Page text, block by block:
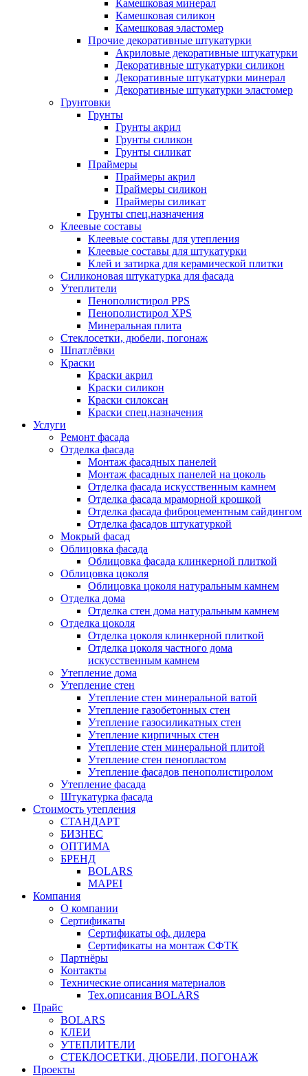
Камешковая минерал
Камешковая силикон
Камешковая эластомер
Прочие декоративные штукатурки
Акриловые декоративные штукатурки
Декоративные штукатурки силикон
Декоративные штукатурки минерал
Декоративные штукатурки эластомер
Грунтовки
Грунты
Грунты акрил
Грунты силикон
Грунты силикат
Праймеры
Праймеры акрил
Праймеры силикон
Праймеры силикат
Грунты спец.назначения
Клеевые составы
Клеевые составы для утепления
Клеевые составы для штукатурки
Клей и затирка для керамической плитки
Силиконовая штукатурка для фасада
Утеплители
Пенополистирол PPS
Пенополистирол XPS
Минеральная плита
Стеклосетки, дюбели, погонаж
Шпатлёвки
Краски
Краски акрил
Краски силикон
Краски силоксан
Краски спец.назначения
Услуги
Ремонт фасада
Отделка фасада
Монтаж фасадных панелей
Монтаж фасадных панелей на цоколь
Отделка фасада искусственным камнем
Отделка фасада мраморной крошкой
Отделка фасада фиброцементным сайдингом
Отделка фасадов штукатуркой
Мокрый фасад
Облицовка фасада
Облицовка фасада клинкерной плиткой
Облицовка цоколя
Облицовка цоколя натуральным камнем
Отделка дома
Отделка стен дома натуральным камнем
Отделка цоколя
Отделка цоколя клинкерной плиткой
Отделка цоколя частного дома
искусственным камнем
Утепление дома
Утепление стен
Утепление стен минеральной ватой
Утепление газобетонных стен
Утепление газосиликатных стен
Утепление кирпичных стен
Утепление стен минеральной плитой
Утепление стен пенопластом
Утепление фасадов пенополистиролом
Утепление фасада
Штукатурка фасада
Стоимость утепления
СТАНДАРТ
БИЗНЕС
ОПТИМА
БРЕНД
BOLARS
MAPEI
Компания
О компании
Сертификаты
Сертификаты оф. дилера
Сертификаты на монтаж СФТК
Партнёры
Контакты
Технические описания материалов
Тех.описания BOLARS
Прайс
BOLARS
КЛЕИ
УТЕПЛИТЕЛИ
СТЕКЛОСЕТКИ, ДЮБЕЛИ, ПОГОНАЖ
Проекты